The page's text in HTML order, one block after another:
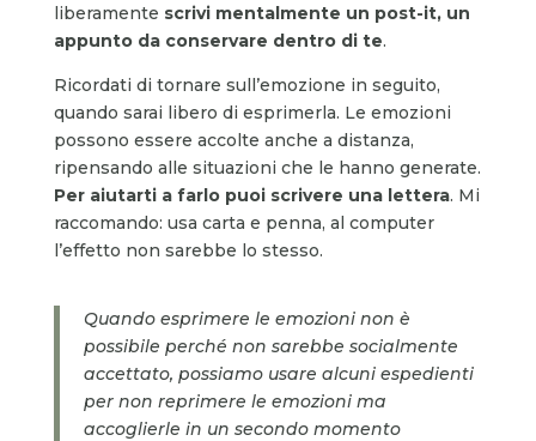
liberamente scrivi mentalmente un post-it, un
appunto da conservare dentro di te.
Ricordati di tornare sull’emozione in seguito,
quando sarai libero di esprimerla. Le emozioni
possono essere accolte anche a distanza,
ripensando alle situazioni che le hanno generate.
Per aiutarti a farlo puoi scrivere una lettera. Mi
raccomando: usa carta e penna, al computer
l’effetto non sarebbe lo stesso.
Quando esprimere le emozioni non è
possibile perché non sarebbe socialmente
accettato, possiamo usare alcuni espedienti
per non reprimere le emozioni ma
accoglierle in un secondo momento